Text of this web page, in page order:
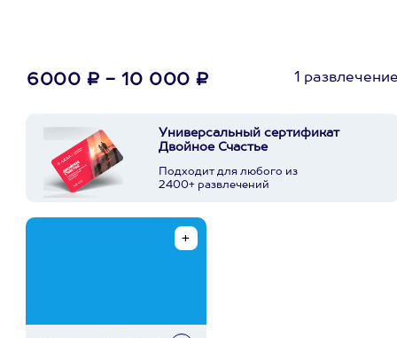
6000 ₽ - 10 000 ₽ 1
Универсальный сертификат
Двойное Счастье
Подходит для любого из
2400+ развлечений